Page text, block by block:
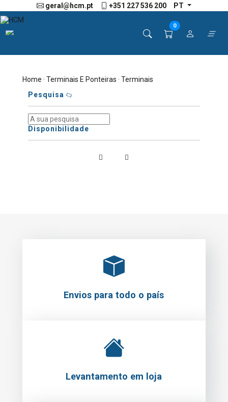
geral@hcm.pt +351 227 536 200 PT
0
Home ·Terminais E Ponteiras · Terminais
Pesquisa
Disponibilidade
Envios para todo o país
Levantamento em loja